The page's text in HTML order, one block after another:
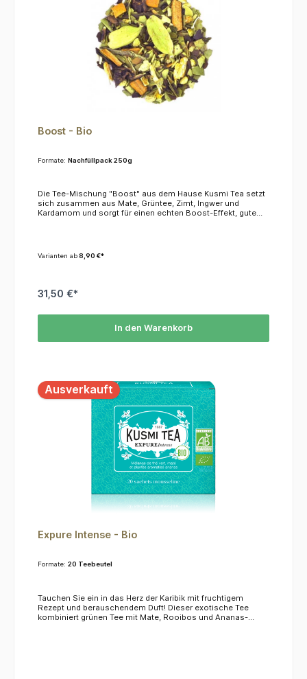
Boost - Bio
Formate: Nachfüllpack 250g
Die Tee-Mischung "Boost" aus dem Hause Kusmi Tea setzt
sich zusammen aus Mate, Grüntee, Zimt, Ingwer und
Kardamom und sorgt für einen echten Boost-Effekt, gute
aktivierende Wirkung, Grüntee hat einen hohen Vitamin
Gehalt sowie antioxidative Wirkung. Die Gewürzmischung
Koffein.ZutatenGrüner Tee, Mate, Zimt, Ingwer, Kardamom,
natürliches Aroma
Varianten ab8,90 €*
31,50 €*
In den Warenkorb
Ausverkauft
Expure Intense - Bio
Formate: 20 Teebeutel
Tauchen Sie ein in das Herz der Karibik mit fruchtigem
Rezept und berauschendem Duft! Dieser exotische Tee
kombiniert grünen Tee mit Mate, Rooibos und Ananas-